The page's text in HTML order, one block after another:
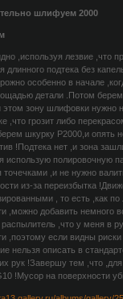
шлифуем 2000
,используя лезвие ,что
длинного подтека без
особенно в начале
детали .Потом берем
этом зону шлифовки нужно
,что грозит либо
шкурку Р2000,и опять
!Подтека нет ,и зона
использую полировочную
точечками ,и не нужно
из-за переизбытка
, то есть ,как
,можно добавить немного
распылитель ,что у меня в
,поэтому если видны
нельзя описать в
рук !Завершу тем ,что
!Мусор на поверхности